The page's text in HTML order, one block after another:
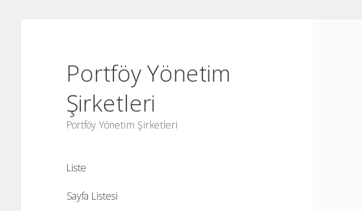
Portföy Yönetim
Şirketleri
Portföy Yönetim Şirketleri
Liste
Sayfa Listesi